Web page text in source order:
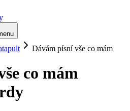
Dávám písní vše co mám
co mám